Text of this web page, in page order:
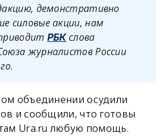
демонстративно
силовые акции, нам
РБК слова
журналистов России
объединении осудили
и сообщили, что готовы
Ura.ru любую помощь.